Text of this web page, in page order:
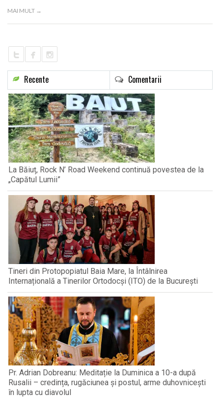
MAI MULT →
Recente Comentarii
La Băiuț, Rock N’ Road Weekend continuă povestea de la
„Capătul Lumii”
Tineri din Protopopiatul Baia Mare, la Întâlnirea
Internațională a Tinerilor Ortodocși (ITO) de la București
Pr. Adrian Dobreanu: Meditație la Duminica a 10-a după
Rusalii – credința, rugăciunea și postul, arme duhovnicești
în lupta cu diavolul